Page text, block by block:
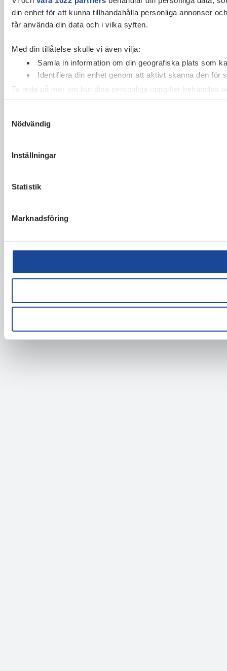
din enhet för att kunna tillhandahålla personliga annonser
får använda din data och i vilka syften.
Med din tillåtelse skulle vi även vilja:
Samla in information om din geografiska plats som
Identifiera din enhet genom att aktivt skanna den för
Ta reda på mer om hur dina personliga uppgifter behandlas
cookie-förklaringen.
Vi använder enhetsidentifierare för att anpassa innehållet
Nödvändig
Inställningar
Statistik
Marknadsföring